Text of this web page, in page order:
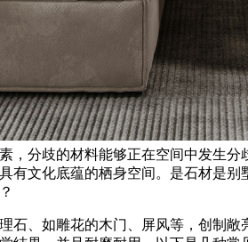
，分歧的材料能够正在空间中发生
有文化底蕴的栖身空间。是石材是
、如雕花的木门、屏风等，创制敞